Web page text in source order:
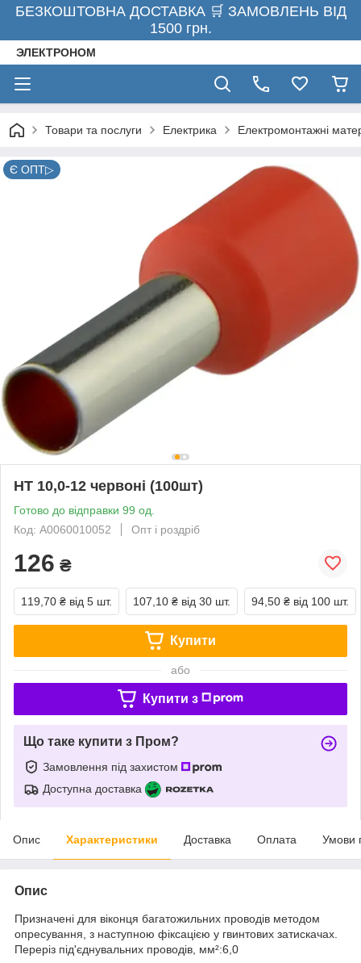
БЕЗКОШТОВНА ДОСТАВКА 🛒 ЗАМОВЛЕНЬ ВІД
1500 грн.
ЭЛЕКТРОНОМ
Товари та послуги Електрика Електромонтажні
Є ОПТ▷
НТ 10,0-12 червоні (100шт)
Готово до відправки 99 од.
Код: A0060010052
Опт і роздріб
126 ₴
119,70 ₴ від 5 шт. 107,10 ₴ від 30 шт. 94,50 ₴ від 100 шт.
Купити
або
Купити з
Що таке купити з Пром?
Замовлення під захистом
Доступна доставка
Опис Характеристики Доставка Оплата Умови
Опис
Призначені для віконця багатожильних проводів методом
опресування, з наступною фіксацією у гвинтових затискачах.
Переріз під'єднувальних проводів, мм²:6,0